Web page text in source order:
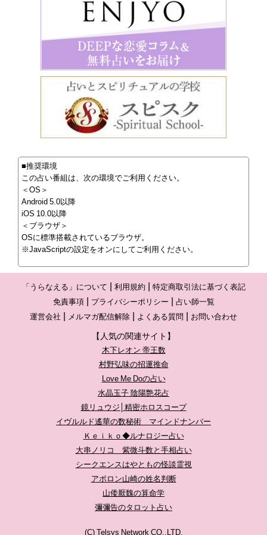
■推奨環境
この占い番組は、次の環境でご利用ください。
＜OS＞
Android 5.0以降
iOS 10.0以降
＜ブラウザ＞
OSに標準搭載されているブラウザ。
※JavaScriptの設定をオンにしてご利用ください。
「うらなえる」について 利用規約
特定商取引法に基づく表記
免責事項
プライバシーポリシー
占い師一覧
運営会社
メルマガ配信解除 よくある質問 お問い合わせ
【人気の関連サイト】
木下レオン 帝王数
村野弘味の招運推命
Love Me Doの占い
水晶玉子 陰陽艶花占
鏡リュウジ│精密ホロスコープ
イヴルルド遙華の数秘術 マインドナンバー
Ｋｅｉｋｏ◆ルナロジー占い
大串ノリコ 紫微斗数と手相占い
シークエンスはやともの怪談霊視
アポロン山崎の姓名判断
山倭厭魏の算命学
彌彌告のタロット占い
(C) Telsys Network CO.,LTD.